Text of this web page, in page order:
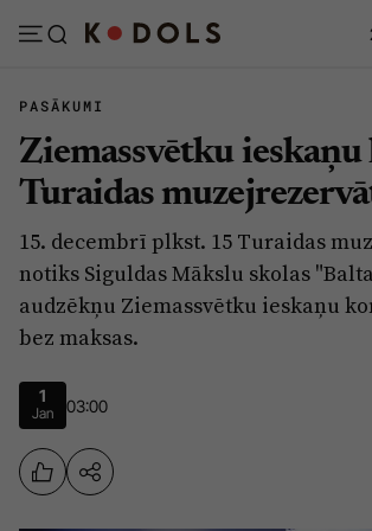
Abonēt
Ziņas
Politika
Pašvaldības
Izglītība
Veselība
Ģimene
Tēmas
Viedokļi
PASĀKUMI
Ziemassvētku
Turaidas
15. decembrī plkst. 15 Turaidas
notiks Siguldas Mākslu skolas
audzēkņu Ziemassvētku ieskaņu
bez maksas.
1
Jan 03:00